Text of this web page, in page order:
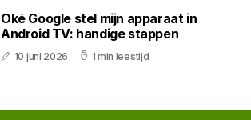
Oké Google stel mijn apparaat in
Android TV: handige stappen
10 juni 2026 1 min leestijd